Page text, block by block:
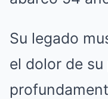
Su legado
el dolor de